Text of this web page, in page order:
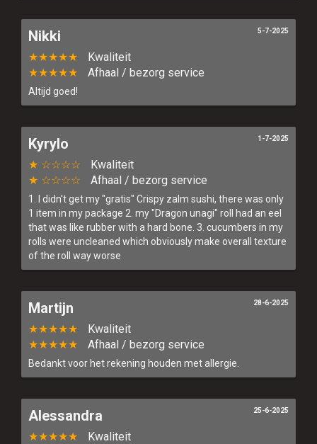
Nikki
★★★★★
Kwaliteit
★★★★★
Afhaal / bezorg service
Altijd goed!
5-7-2025
Kyrylo
★ ☆☆☆☆
Kwaliteit
★ ☆☆☆☆
Afhaal / bezorg service
1. I didn't get my "gratis" Crispy zalm sushi, there was only
1 item in my package 2. my "Dragon unagi" roll had an eel
that was like rubber with a hard bone. 3. cucumbers in my
rolls were uncleaned which obviously make overall texture
of the roll way worse
1-7-2025
Martijn
★★★★★
Kwaliteit
★★★★★
Afhaal / bezorg service
Bedankt voor het rekening houden met allergie.
28-6-2025
Alessandra
★★★★★
Kwaliteit
25-6-2025